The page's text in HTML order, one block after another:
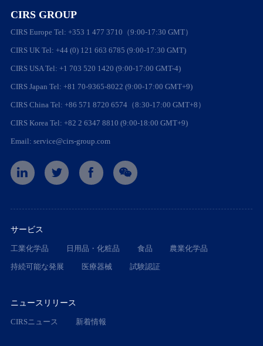
CIRS GROUP
CIRS Europe Tel: +353 1 477 3710（9:00-17:30 GMT）
CIRS UK Tel: +44 (0) 121 663 6785 (9:00-17:30 GMT)
CIRS USA Tel: +1 703 520 1420 (9:00-17:00 GMT-4)
CIRS Japan Tel: +81 70-9365-8022 (9:00-17:00 GMT+9)
CIRS China Tel: +86 571 8720 6574（8:30-17:00 GMT+8）
CIRS Korea Tel: +82 2 6347 8810 (9:00-18:00 GMT+9)
Email: service@cirs-group.com
サービス
工業化学品 日用品・化粧品 食品 農業化学品
持続可能な発展 医療器械 試験認証
ニュースリリース
CIRSニュース 新着情報